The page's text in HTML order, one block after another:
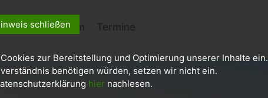
Kletterzentrum Termine
schließen
zur Bereitstellung und Optimierung unserer Inhalte ein.
benötigen würden, setzen wir nicht ein.
hier nachlesen.